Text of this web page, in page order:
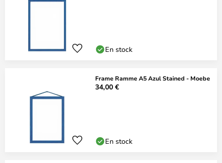
En stock
Frame Ramme A5 Azul Stained - Moebe
34,00 €
En stock